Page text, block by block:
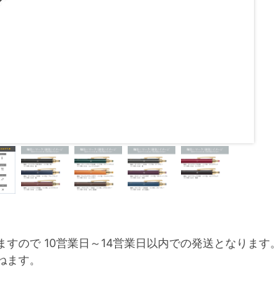
ので 10営業日～14営業日以内での発送となります。
す。